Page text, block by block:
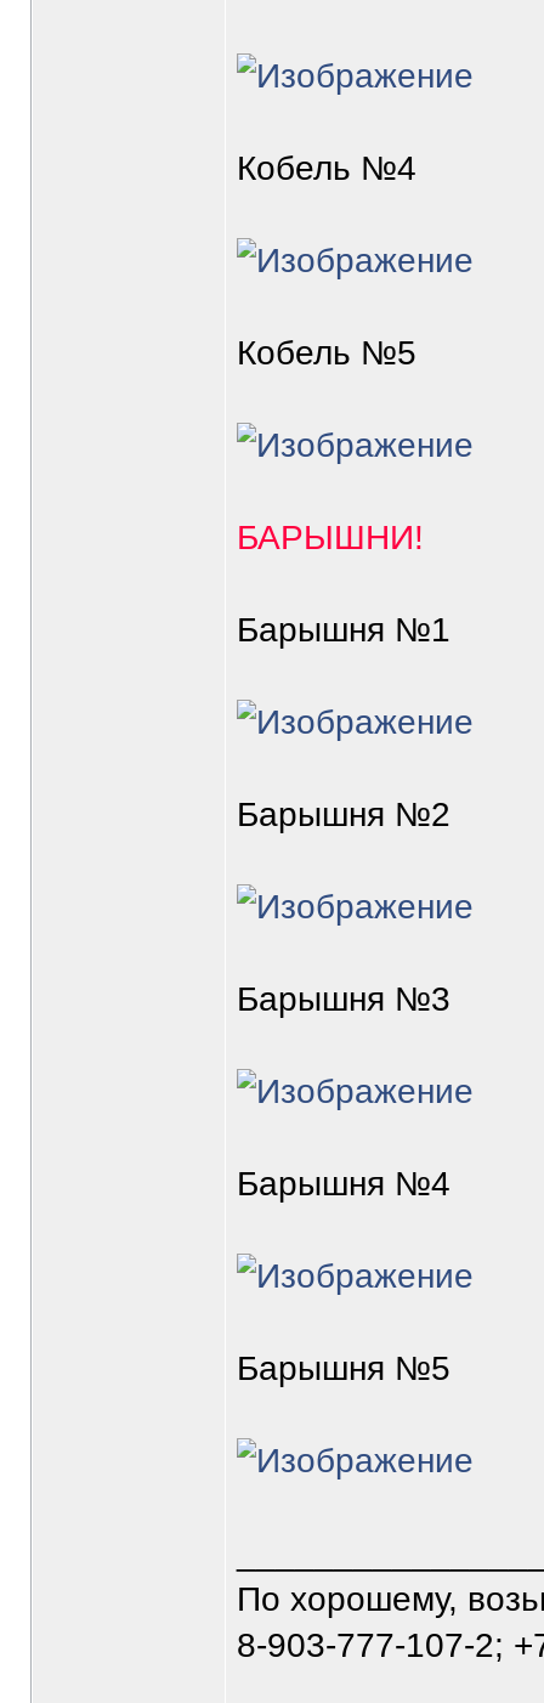
Кобель №4
Кобель №5
БАРЫШНИ!
Барышня №1
Барышня №2
Барышня №3
Барышня №4
Барышня №5
По хорошему,
8-903-777-107-2;